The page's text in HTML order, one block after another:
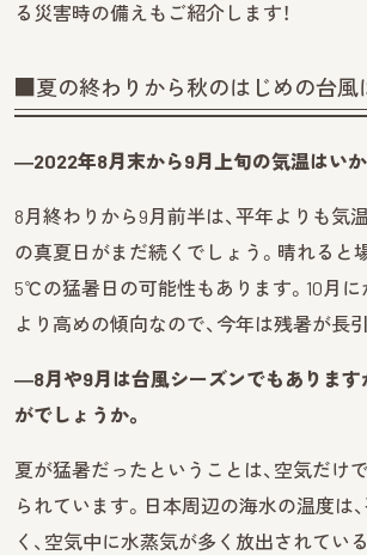
る災害時の備えもご紹介します！
■夏の終わりから秋のはじめの台風
―2022年8月末から9月上旬の気温はいか
8月終わりから9月前半は、平年よりも気
の真夏日がまだ続くでしょう。晴れると
5℃の猛暑日の可能性もあります。10月
より高めの傾向なので、今年は残暑が長
―8月や9月は台風シーズンでもあります
がでしょうか。
夏が猛暑だったということは、空気だけ
られています。日本周辺の海水の温度は
く、空気中に水蒸気が多く放出されている